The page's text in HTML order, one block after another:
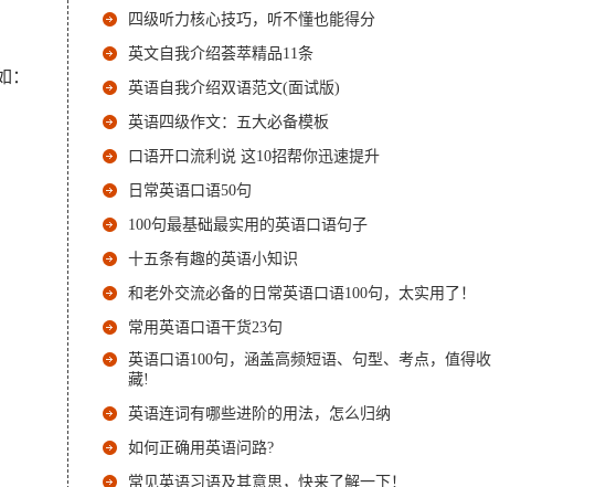
四级听力核心技巧，听不懂也能得分
英文自我介绍荟萃精品11条
英语自我介绍双语范文(面试版)
英语四级作文：五大必备模板
口语开口流利说 这10招帮你迅速提升
日常英语口语50句
100句最基础最实用的英语口语句子
十五条有趣的英语小知识
和老外交流必备的日常英语口语100句，太实用了！
常用英语口语干货23句
英语口语100句，涵盖高频短语、句型、考点，值得收
藏!
英语连词有哪些进阶的用法，怎么归纳
如何正确用英语问路?
常见英语习语及其意思，快来了解一下！